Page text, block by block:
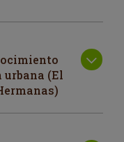
(El